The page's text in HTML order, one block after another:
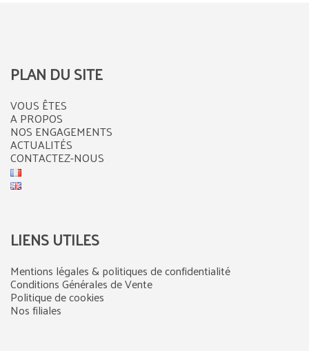
PLAN DU SITE
VOUS ÊTES
A PROPOS
NOS ENGAGEMENTS
ACTUALITÉS
CONTACTEZ-NOUS
LIENS UTILES
Mentions légales & politiques de confidentialité
Conditions Générales de Vente
Politique de cookies
Nos filiales